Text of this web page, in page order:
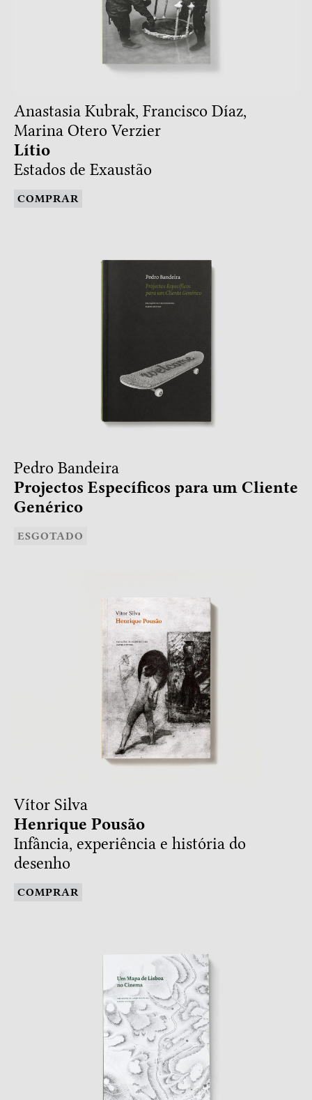
Anastasia Kubrak, Francisco Díaz,
Marina Otero Verzier
Lítio
Estados de Exaustão
COMPRAR
Pedro Bandeira
Projectos Específicos para um Cliente
Genérico
ESGOTADO
Vítor Silva
Henrique Pousão
Infância, experiência e história do
desenho
COMPRAR